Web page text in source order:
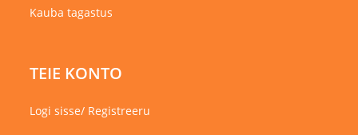
Kauba tagastus
TEIE KONTO
Logi sisse/ Registreeru